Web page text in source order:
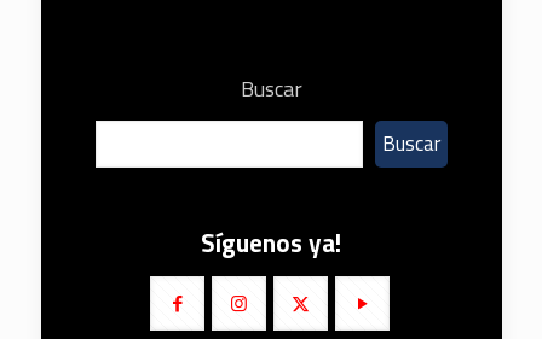
Buscar
Buscar
Síguenos ya!